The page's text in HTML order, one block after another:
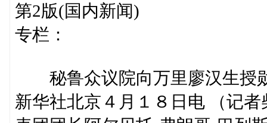
第2版(国内新闻)
专栏：
秘鲁众议院向万里廖汉生授
新华社北京４月１８日电 （记